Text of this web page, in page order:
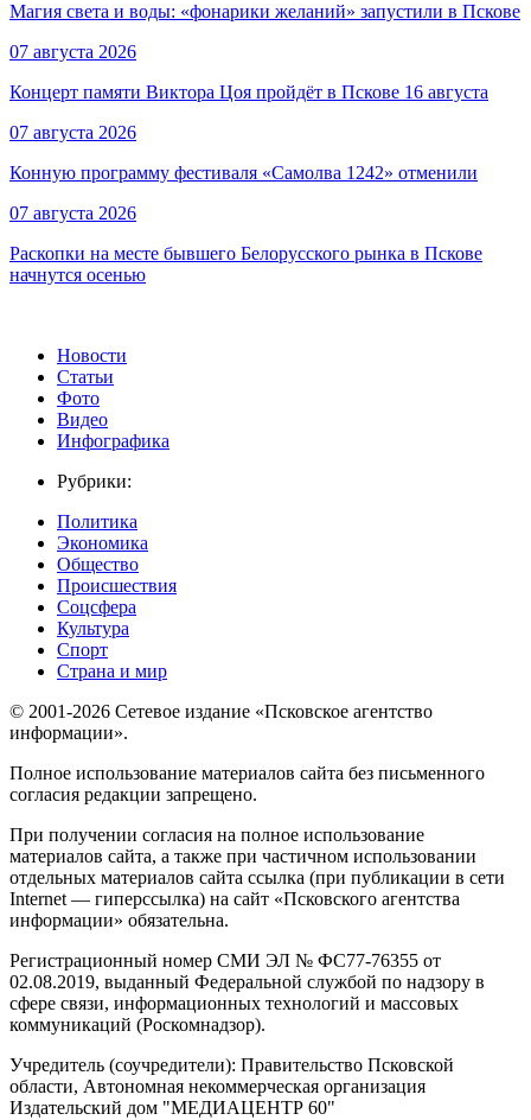
Магия света и воды: «фонарики желаний» запустили в Пскове
07 августа 2026
Концерт памяти Виктора Цоя пройдёт в Пскове 16 августа
07 августа 2026
Конную программу фестиваля «Самолва 1242» отменили
07 августа 2026
Раскопки на месте бывшего Белорусского рынка в Пскове
начнутся осенью
Новости
Статьи
Фото
Видео
Инфографика
Рубрики:
Политика
Экономика
Общество
Происшествия
Соцсфера
Культура
Спорт
Страна и мир
© 2001-2026 Сетевое издание «Псковское агентство
информации».
Полное использование материалов сайта без письменного
согласия редакции запрещено.
При получении согласия на полное использование
материалов сайта, а также при частичном использовании
отдельных материалов сайта ссылка (при публикации в сети
Internet — гиперссылка) на сайт «Псковского агентства
информации» обязательна.
Регистрационный номер СМИ ЭЛ № ФС77-76355 от
02.08.2019, выданный Федеральной службой по надзору в
сфере связи, информационных технологий и массовых
коммуникаций (Роскомнадзор).
Учредитель (соучредители): Правительство Псковской
области, Автономная некоммерческая организация
Издательский дом "МЕДИАЦЕНТР 60"